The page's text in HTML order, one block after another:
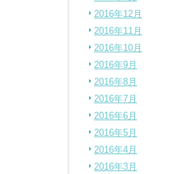
2016年12月
2016年11月
2016年10月
2016年9月
2016年8月
2016年7月
2016年6月
2016年5月
2016年4月
2016年3月